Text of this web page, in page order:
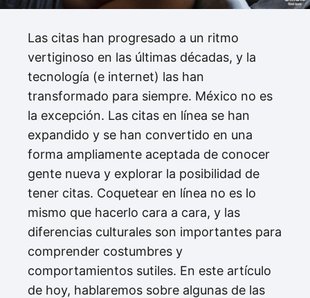
Las citas han progresado a un ritmo
vertiginoso en las últimas décadas, y la
tecnología (e internet) las han
transformado para siempre. México no es
la excepción. Las citas en línea se han
expandido y se han convertido en una
forma ampliamente aceptada de conocer
gente nueva y explorar la posibilidad de
tener citas. Coquetear en línea no es lo
mismo que hacerlo cara a cara, y las
diferencias culturales son importantes para
comprender costumbres y
comportamientos sutiles. En este artículo
de hoy, hablaremos sobre algunas de las